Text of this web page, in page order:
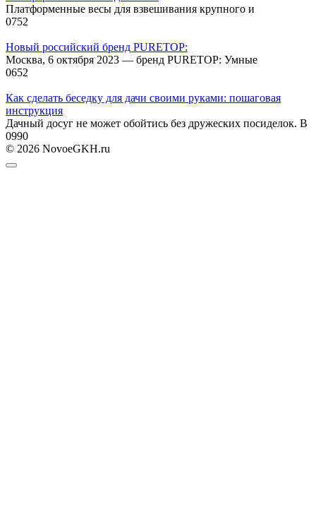
Платформенные весы для взвешивания крупного и
0752
Новый российский бренд PURETOP:
Москва, 6 октября 2023 — бренд PURETOP: Умные
0652
Как сделать беседку для дачи своими руками: пошаговая
инструкция
Дачный досуг не может обойтись без дружеских посиделок. В
0990
© 2026 NovoeGKH.ru